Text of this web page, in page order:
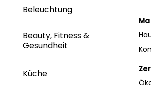
Beleuchtung
Beauty, Fitness &
Gesundheit
Küche